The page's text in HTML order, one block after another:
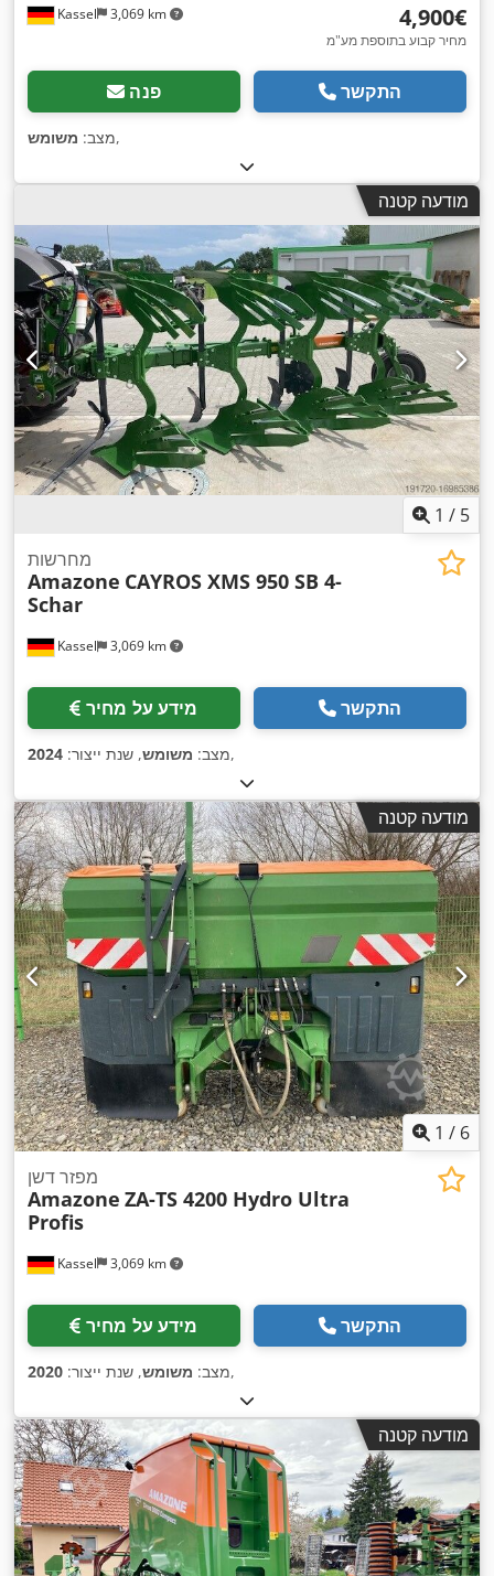
Kassel 3,069 km ‏4,900 ‏€
מחיר קבוע בתוספת מע"מ
פנה התקשר
מצב: משומש ,
מודעה קטנה
1 / 5
Kassel 3,069 km
מחרשות
Amazone CAYROS XMS 950 SB 4-
Schar
מידע על מחיר התקשר
מצב: משומש, שנת ייצור: 2024 ,
מודעה קטנה
1 / 6
Kassel 3,069 km
מפזר דשן
Amazone ZA-TS 4200 Hydro Ultra
Profis
מידע על מחיר התקשר
מצב: משומש, שנת ייצור: 2020 ,
מודעה קטנה